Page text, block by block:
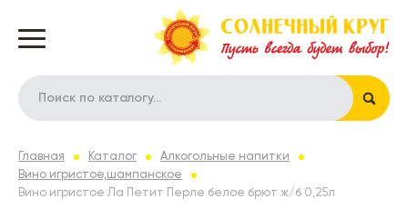
Главная Каталог
Алкогольные напитки
Вино игристое,шампанское
Вино игристое Ла Петит Перле белое брют ж/б 0,25л